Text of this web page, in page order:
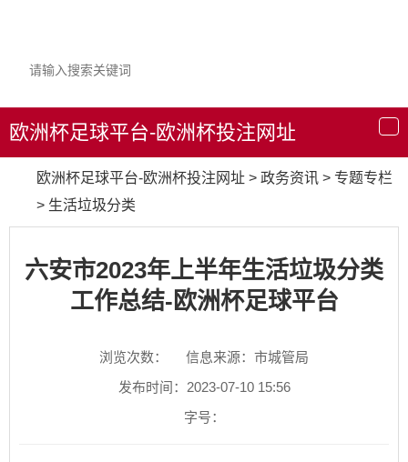
导
航
欧洲杯足球平台-欧洲杯投注网址
欧洲杯足球平台-欧洲杯投注网址 > 政务资讯 > 专题专栏
> 生活垃圾分类
六安市2023年上半年生活垃圾分类
工作总结-欧洲杯足球平台
浏览次数：
信息来源：市城管局
发布时间：2023-07-10 15:56
字号：